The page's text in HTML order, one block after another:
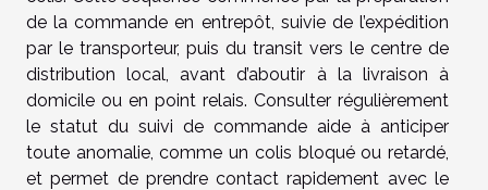
de la commande en entrepôt, suivie de l’expédition
par le transporteur, puis du transit vers le centre de
distribution local, avant d’aboutir à la livraison à
domicile ou en point relais. Consulter régulièrement
le statut du suivi de commande aide à anticiper
toute anomalie, comme un colis bloqué ou retardé,
et permet de prendre contact rapidement avec le